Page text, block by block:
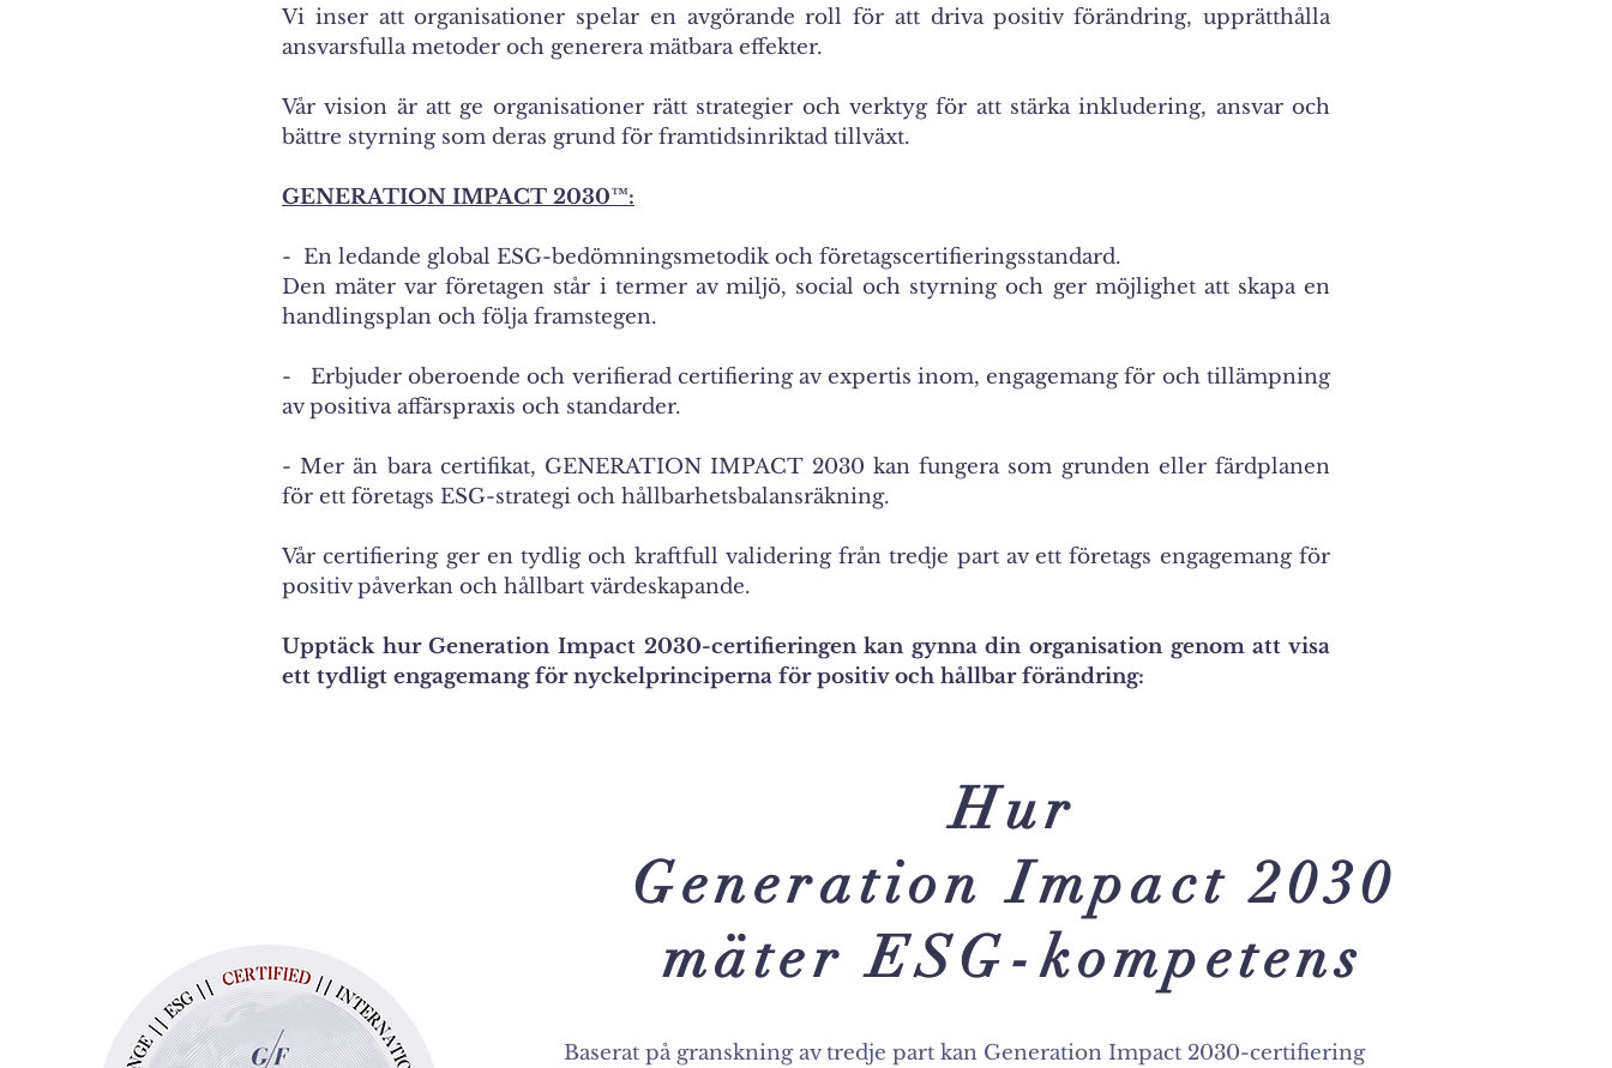
Vi inser att organisationer spelar en avgörande roll för att driva positiv förändring, upprätthålla
ansvarsfulla metoder och generera mätbara effekter.
Vår vision är att ge organisationer rätt strategier och verktyg för att stärka inkludering, ansvar och
bättre styrning som deras grund för framtidsinriktad tillväxt.
GENERATION IMPACT 2030™:
- En ledande global ESG-bedömningsmetodik och företagscertifieringsstandard.
Den mäter var företagen står i termer av miljö, social och styrning och ger möjlighet att skapa en
handlingsplan och följa framstegen.
-
Erbjuder oberoende och verifierad certifiering av expertis inom, engagemang för och tillämpning
av positiva affärspraxis och standarder.
- Mer än bara certifikat, GENERATION IMPACT 2030 kan fungera som grunden eller färdplanen
för ett företags ESG-strategi och hållbarhetsbalansräkning.
Vår certifiering ger en tydlig och kraftfull validering från tredje part av ett företags engagemang för
positiv påverkan och hållbart värdeskapande.
Upptäck hur Generation Impact 2030-certifieringen kan gynna din organisation genom att visa
ett tydligt engagemang för nyckelprinciperna för positiv och hållbar förändring:
Hur
Generation Impact 2030
mäter ESG-kompetens
Baserat på granskning av tredje part kan Generation Impact 2030-certifiering